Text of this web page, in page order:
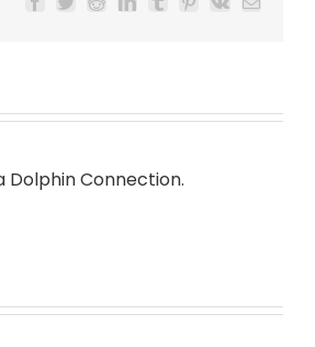
Facebook
TwitterRedditLinkedIn
TumblrPinterest
Vk Email
Dolphin Connection.